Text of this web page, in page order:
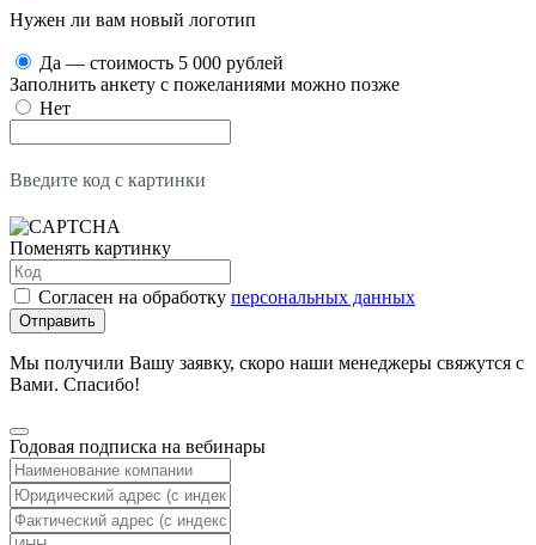
Нужен ли вам новый логотип
Да — стоимость 5 000 рублей
Заполнить анкету с пожеланиями можно позже
Нет
Введите код с картинки
Поменять картинку
Согласен на обработку персональных данных
Отправить
Мы получили Вашу заявку, скоро наши менеджеры свяжутся с
Вами. Спасибо!
Годовая подписка на вебинары